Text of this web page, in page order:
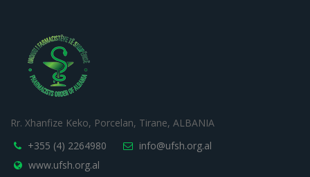
Rr. Xhanfize Keko, Porcelan, Tirane, ALBANIA
+355 (4) 2264980
info@ufsh.org.al
www.ufsh.org.al